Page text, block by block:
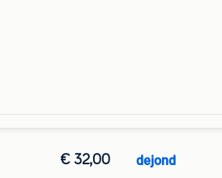
€ 32,00 dejond